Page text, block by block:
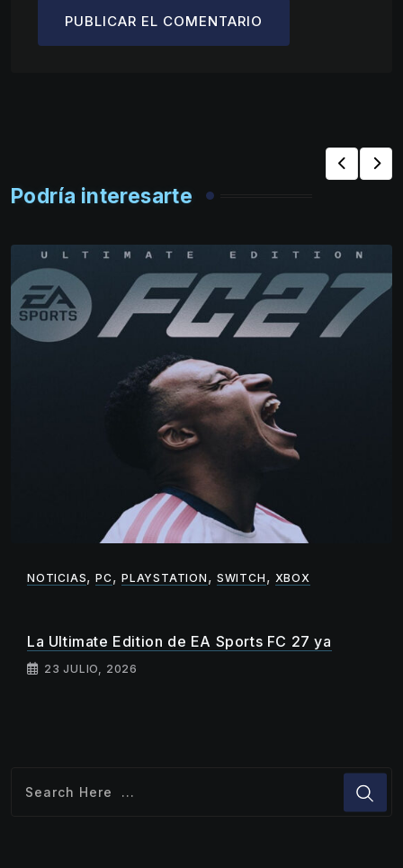
Podría interesarte
NOTICIAS,PC,PLAYSTATION , SWITCH , XBOX
La Ultimate Edition de EA Sports FC 27 ya
23 JULIO, 2026